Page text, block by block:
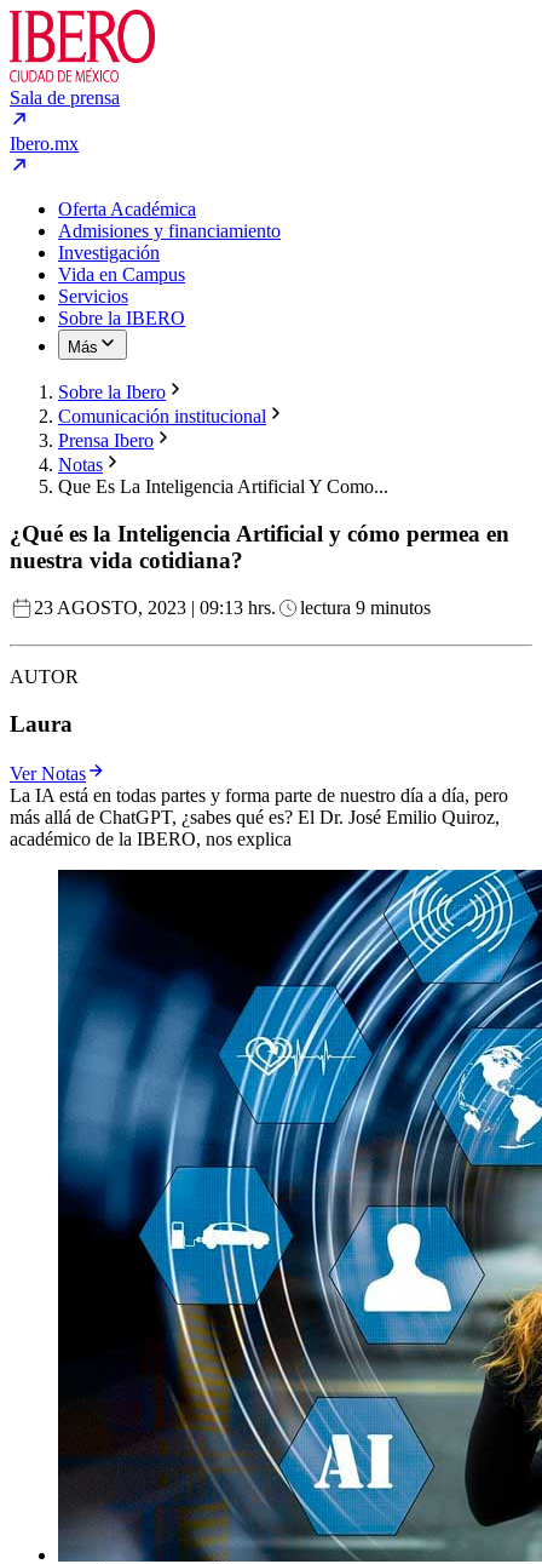
Sala de prensa
Ibero.mx
Oferta Académica
Admisiones y financiamiento
Investigación
Vida en Campus
Servicios
Sobre la IBERO
Más
Sobre la Ibero
Comunicación institucional
Prensa Ibero
Notas
Que Es La Inteligencia Artificial Y Como...
¿Qué es la Inteligencia Artificial y cómo permea en
nuestra vida cotidiana?
23 AGOSTO, 2023 | 09:13 hrs. lectura 9 minutos
AUTOR
Laura
Ver Notas
La IA está en todas partes y forma parte de nuestro día a día, pero
más allá de ChatGPT, ¿sabes qué es? El Dr. José Emilio Quiroz,
académico de la IBERO, nos explica